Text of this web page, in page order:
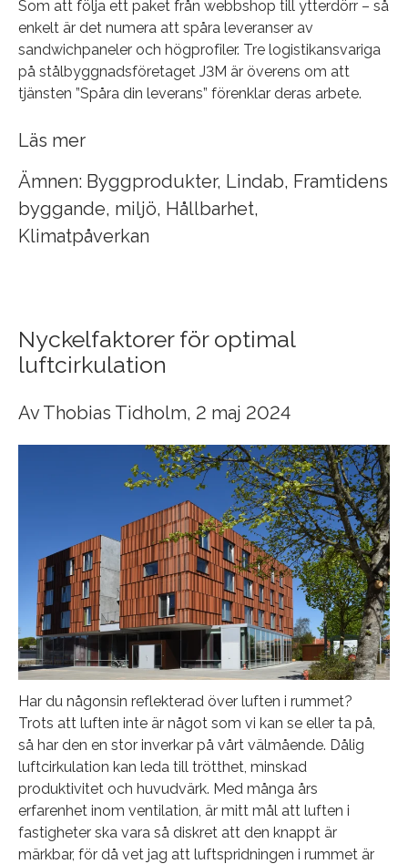
Som att följa ett paket från webbshop till ytterdörr – så
enkelt är det numera att spåra leveranser av
sandwichpaneler och högprofiler. Tre logistikansvariga
på stålbyggnadsföretaget J3M är överens om att
tjänsten ”Spåra din leverans” förenklar deras arbete.
Läs mer
Ämnen: Byggprodukter, Lindab, Framtidens
byggande, miljö, Hållbarhet,
Klimatpåverkan
Nyckelfaktorer för optimal
luftcirkulation
Av Thobias Tidholm, 2 maj 2024
Har du någonsin reflekterad över luften i rummet?
Trots att luften inte är något som vi kan se eller ta på,
så har den en stor inverkar på vårt välmående. Dålig
luftcirkulation kan leda till trötthet, minskad
produktivitet och huvudvärk. Med många års
erfarenhet inom ventilation, är mitt mål att luften i
fastigheter ska vara så diskret att den knappt är
märkbar, för då vet jag att luftspridningen i rummet är